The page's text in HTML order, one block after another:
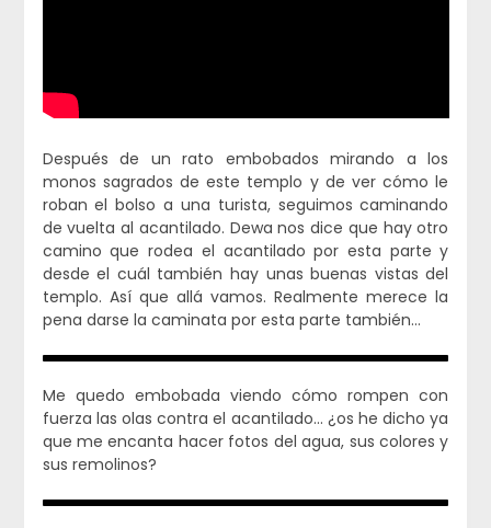
Después de un rato embobados mirando a los
monos sagrados de este templo y de ver cómo le
roban el bolso a una turista, seguimos caminando
de vuelta al acantilado. Dewa nos dice que hay otro
camino que rodea el acantilado por esta parte y
desde el cuál también hay unas buenas vistas del
templo. Así que allá vamos. Realmente merece la
pena darse la caminata por esta parte también…
Me quedo embobada viendo cómo rompen con
fuerza las olas contra el acantilado… ¿os he dicho ya
que me encanta hacer fotos del agua, sus colores y
sus remolinos?